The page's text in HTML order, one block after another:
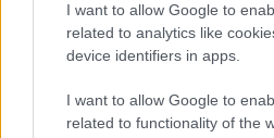
I want to allow Google to
related to analytics like
device identifiers in apps.
I want to allow Google to
related to functionality of the
Réparations automobiles 2025: le
facture